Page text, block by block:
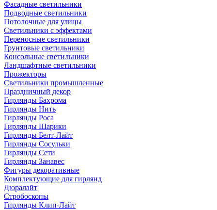
Фасадные светильники
Подводные светильники
Потолочные для улицы
Светильники с эффектами
Переносные светильники
Грунтовые светильники
Консольные светильники
Ландшафтные светильники
Прожекторы
Светильники промышленные
Праздничный декор
Гирлянды Бахрома
Гирлянды Нить
Гирлянды Роса
Гирлянды Шарики
Гирлянды Белт-Лайт
Гирлянды Сосульки
Гирлянды Сети
Гирлянды Занавес
Фигуры декоративные
Комплектующие для гирлянд
Дюралайт
Стробоскопы
Гирлянды Клип-Лайт